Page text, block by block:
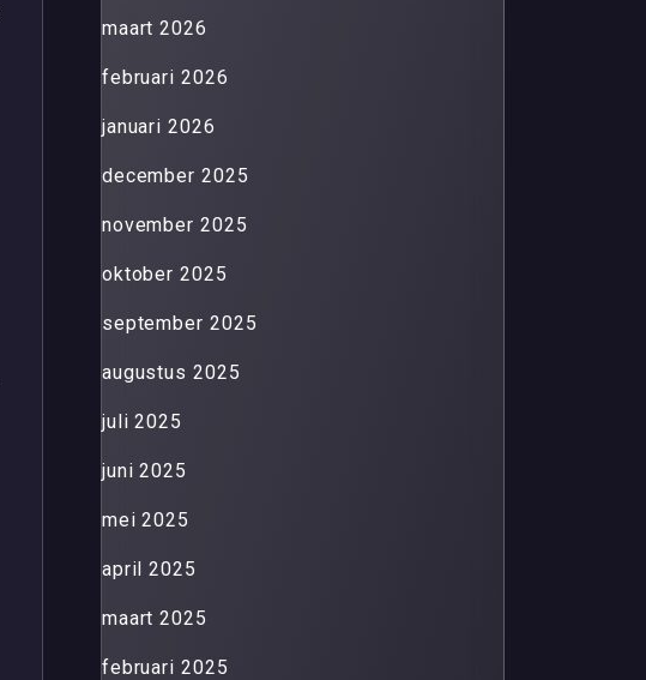
maart 2026
februari 2026
januari 2026
december 2025
november 2025
oktober 2025
september 2025
augustus 2025
juli 2025
juni 2025
mei 2025
april 2025
maart 2025
februari 2025